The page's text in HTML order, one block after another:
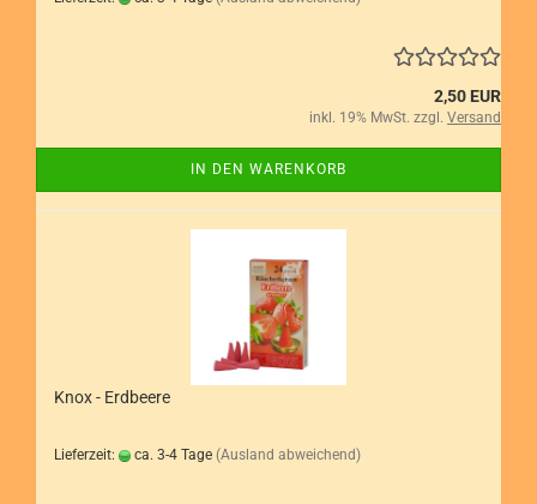
2,50 EUR
inkl. 19% MwSt. zzgl. Versand
IN DEN WARENKORB
Knox - Erdbeere
Lieferzeit: ca. 3-4 Tage (Ausland abweichend)